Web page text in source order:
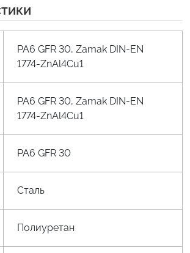
PA6 GFR 30, Zamak DIN-EN
1774-ZnAl4Cu1
PA6 GFR 30, Zamak DIN-EN
1774-ZnAl4Cu1
PA6 GFR 30
Сталь
Полиуретан